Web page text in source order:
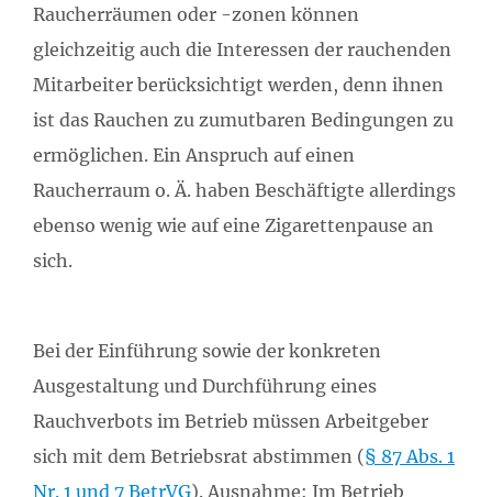
Raucherräumen oder -zonen können
gleichzeitig auch die Interessen der rauchenden
Mitarbeiter berücksichtigt werden, denn ihnen
ist das Rauchen zu zumutbaren Bedingungen zu
ermöglichen. Ein Anspruch auf einen
Raucherraum o. Ä. haben Beschäftigte allerdings
ebenso wenig wie auf eine Zigarettenpause an
sich.
Bei der Einführung sowie der konkreten
Ausgestaltung und Durchführung eines
Rauchverbots im Betrieb müssen Arbeitgeber
sich mit dem Betriebsrat abstimmen (§ 87 Abs. 1
Nr. 1 und 7 BetrVG). Ausnahme: Im Betrieb